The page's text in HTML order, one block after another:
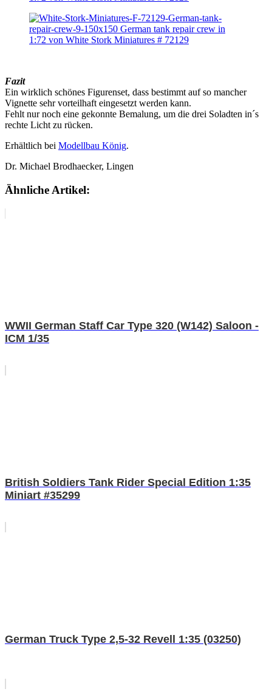
Fazit
Ein wirklich schönes Figurenset, dass bestimmt auf so mancher
Vignette sehr vorteilhaft eingesetzt werden kann.
Fehlt nur noch eine gekonnte Bemalung, um die drei Soladten in´s
rechte Licht zu rücken.
Erhältlich bei Modellbau König.
Dr. Michael Brodhaecker, Lingen
Ähnliche Artikel:
WWII German Staff Car Type 320 (W142) Saloon -
ICM 1/35
British Soldiers Tank Rider Special Edition 1:35
Miniart #35299
German Truck Type 2,5-32 Revell 1:35 (03250)